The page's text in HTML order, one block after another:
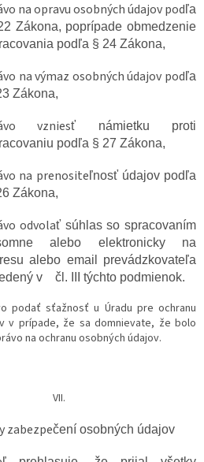
na opravu osobných údajov pod ľa
Zákona, poprípade obmedzenie
podľa § 24 Zákona,
na výmaz osobných údajov pod ľa
Zákona,
vzniesť námietku proti
podľa § 27 Zákona,
na prenosite ľnosť údajov podľa
Zákona,
odvolať súhlas so spracovaním
alebo elektronicky na
alebo email prevádzkovateľa
v čl. III týchto podmienok.
podať sťažnosť u Úradu pre ochranu
v prípade, že sa domnievate, že bolo
na ochranu osobných údajov.
VII.
zabezpečení osobných údajov